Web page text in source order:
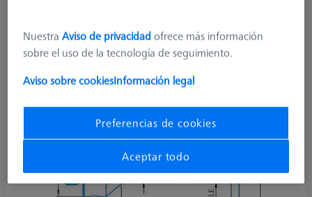
NuestraAviso de privacidadofrece más información
sobre el uso de la tecnología de seguimiento.
Aviso sobre cookiesInformación legal
Preferencias de cookies
Aceptar todo